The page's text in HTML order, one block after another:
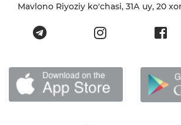
Mavlono Riyoziy ko'chasi, 31А uy, 20